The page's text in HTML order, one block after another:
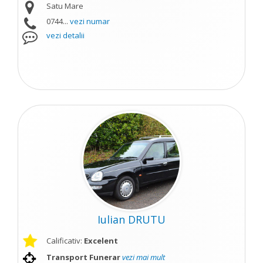
Satu Mare
0744... vezi numar
vezi detalii
Iulian DRUTU
Calificativ: Excelent
Transport Funerarvezi mai mult